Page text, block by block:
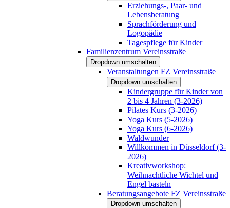
Erziehungs-, Paar- und
Lebensberatung
Sprachförderung und
Logopädie
Tagespflege für Kinder
Familienzentrum Vereinsstraße
Dropdown umschalten
Veranstaltungen FZ Vereinsstraße
Dropdown umschalten
Kindergruppe für Kinder von
2 bis 4 Jahren (3-2026)
Pilates Kurs (3-2026)
Yoga Kurs (5-2026)
Yoga Kurs (6-2026)
Waldwunder
Willkommen in Düsseldorf (3-
2026)
Kreativworkshop:
Weihnachtliche Wichtel und
Engel basteln
Beratungsangebote FZ Vereinsstraße
Dropdown umschalten